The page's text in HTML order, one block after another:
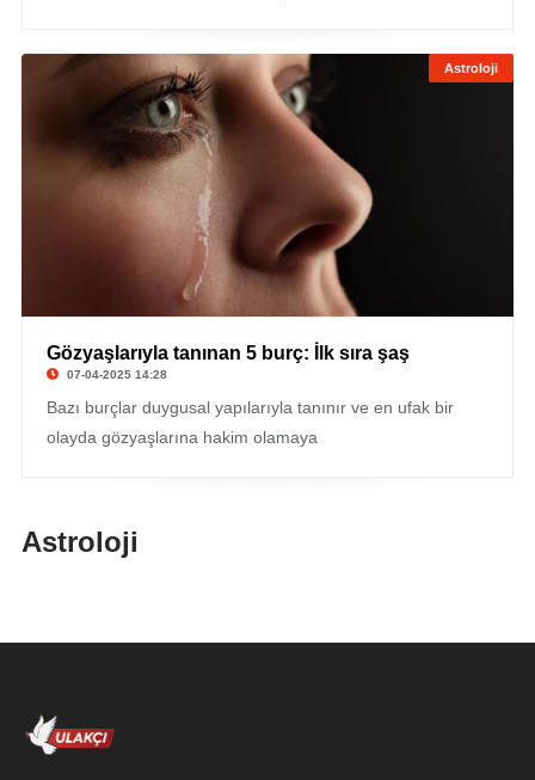
Astroloji
Gözyaşlarıyla tanınan 5 burç: İlk sıra şaş
07-04-2025 14:28
Bazı burçlar duygusal yapılarıyla tanınır ve en ufak bir
olayda gözyaşlarına hakim olamaya
Astroloji